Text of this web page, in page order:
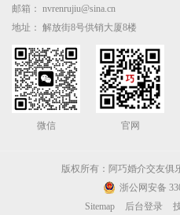
邮箱： nvrenrujiu@sina.cn
地址： 解放街8号供销大厦8楼
微信 官网
版权所有：阿巧婚介交友俱
浙公网安备
Sitemap
后台登录